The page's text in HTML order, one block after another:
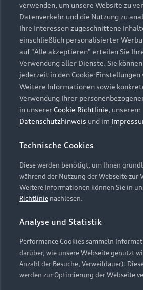
Modelle vergleichen
Elektromodelle
Plug-in-Hybride
Neuwagensuche
Gebrauchtwagensuche
Gebrauchtwagen
Finanzierung
Aktionen & Angebote
Geschäftskunden
Service & Zubehör
Saisonale Angebote
Audi Services
Garantie
Audi digital services
myAudi
Support
Kundenservice
Händlersuche
Audi Code
Online-Terminvereinbarung
Servicekontakt
Vertrag widerrufen
Über Audi
Unternehmen
Karriere
Investor Relations
Presse & Media Center
Datenschutz
Audi erleben
Newsletter
Impressum Rechtliches
Datenschutzinformation
Cookie-
Cookie-Richtlinie
Barrierefreiheit
Hinweis: Die aktuelle Darstellung
Embleme am Fahrzeug bei allen
Webseite kann abweichen.
verwenden, um unsere Website zu
Datenverkehr und die Nutzung zu
Ihre Interessen zugeschnittene
einschließlich personalisierter
auf "Alle akzeptieren" erteilen Sie
Verwendung aller Dienste. Sie
jederzeit in den Cookie-
Weitere Informationen sowie
Verwendung Ihrer
in unserer Cookie Richtlinie, unserem
Datenschutzhinweis und im
Technische Cookies
Diese werden benötigt, um Ihnen
während der Nutzung der Webseite zur
Weitere Informationen können Sie in
Richtlinie nachlesen.
Analyse und Statistik
Performance Cookies sammeln
darüber, wie unsere Webseite genutzt
Anzahl der Besuche, Verweildauer).
werden zur Optimierung der Webseite